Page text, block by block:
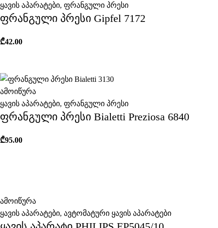
ყავის აპარატები, ფრანგული პრესი
ფრანგული პრესი Gipfel 7172
₾42.00
ამოიწურა
ყავის აპარატები, ფრანგული პრესი
ფრანგული პრესი Bialetti Preziosa 6840
₾95.00
ამოიწურა
ყავის აპარატები, ავტომატური ყავის აპარატები